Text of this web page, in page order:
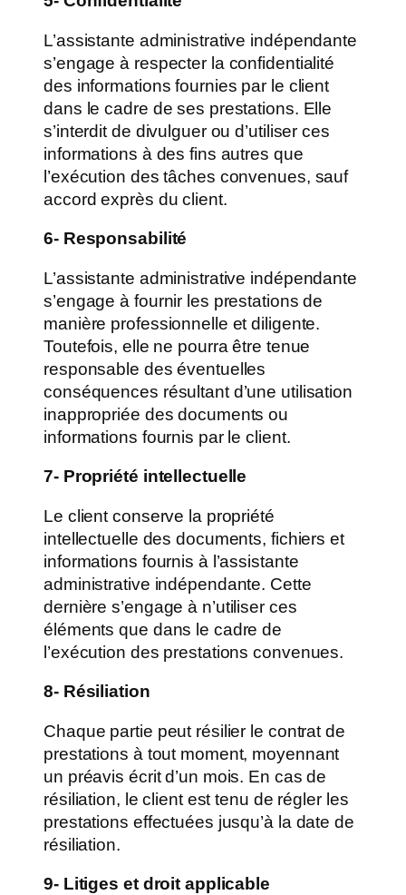
L’assistante administrative indépendante
s’engage à respecter la confidentialité
des informations fournies par le client
dans le cadre de ses prestations. Elle
s’interdit de divulguer ou d’utiliser ces
informations à des fins autres que
l’exécution des tâches convenues, sauf
accord exprès du client.
6- Responsabilité
L’assistante administrative indépendante
s’engage à fournir les prestations de
manière professionnelle et diligente.
Toutefois, elle ne pourra être tenue
responsable des éventuelles
conséquences résultant d’une utilisation
inappropriée des documents ou
informations fournis par le client.
7- Propriété intellectuelle
Le client conserve la propriété
intellectuelle des documents, fichiers et
informations fournis à l’assistante
administrative indépendante. Cette
dernière s’engage à n’utiliser ces
éléments que dans le cadre de
l’exécution des prestations convenues.
8- Résiliation
Chaque partie peut résilier le contrat de
prestations à tout moment, moyennant
un préavis écrit d’un mois. En cas de
résiliation, le client est tenu de régler les
prestations effectuées jusqu’à la date de
résiliation.
9- Litiges et droit applicable